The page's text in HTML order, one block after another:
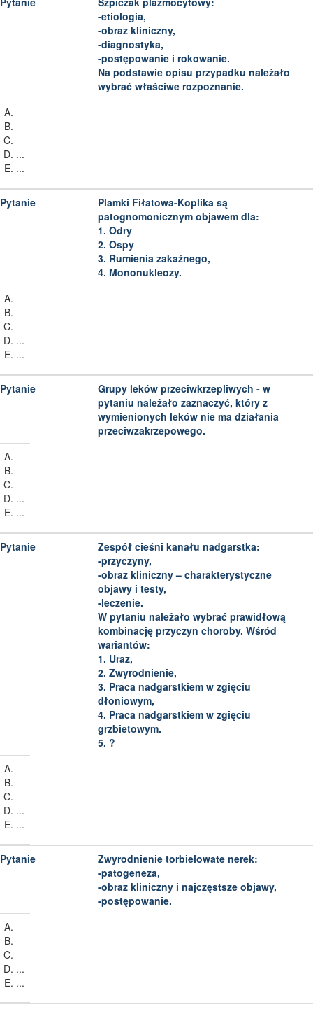
-etiologia,
-obraz kliniczny,
-diagnostyka,
-postępowanie i rokowanie.
Na podstawie opisu przypadku należało
wybrać właściwe rozpoznanie.
...
...
Plamki Fiłatowa-Koplika są
patognomonicznym objawem dla:
1. Odry
2. Ospy
3. Rumienia zakaźnego,
4. Mononukleozy.
...
...
Grupy leków przeciwkrzepliwych - w
pytaniu należało zaznaczyć, który z
wymienionych leków nie ma działania
przeciwzakrzepowego.
...
...
Zespół cieśni kanału nadgarstka:
-przyczyny,
-obraz kliniczny – charakterystyczne
objawy i testy,
-leczenie.
W pytaniu należało wybrać prawidłową
kombinację przyczyn choroby. Wśród
wariantów:
1. Uraz,
2. Zwyrodnienie,
3. Praca nadgarstkiem w zgięciu
dłoniowym,
4. Praca nadgarstkiem w zgięciu
grzbietowym.
5. ?
...
...
Zwyrodnienie torbielowate nerek:
-patogeneza,
-obraz kliniczny i najczęstsze objawy,
-postępowanie.
...
...